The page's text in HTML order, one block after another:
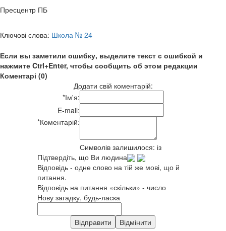
Пресцентр ПБ
Ключові слова: Школа № 24
Если вы заметили ошибку, выделите текст с ошибкой и
нажмите Ctrl+Enter, чтобы сообщить об этом редакции
Коментарі (0)
Додати свій коментарій:
*Ім'я:
E-mail:
*Коментарій:
Символів залишилося: із
Підтвердіть, що Ви людина
Відповідь - одне слово на тій же мові, що й
питання.
Відповідь на питання «скільки» - число
Нову загадку, будь-ласка